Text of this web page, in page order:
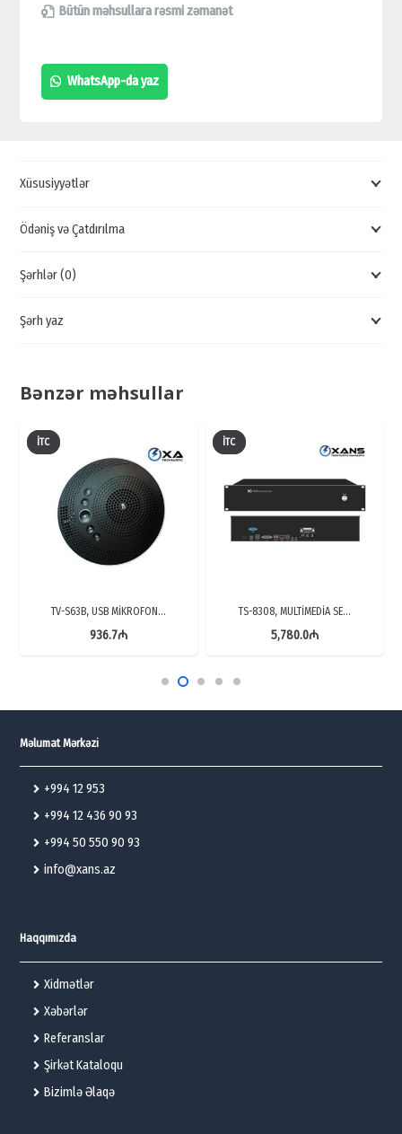
GÜCLƏNDİRİCİ,
GÜCLƏNDİRİCİSİ,
UCUZ
USİLİTEL
quantity
Bütün məhsullara rəsmi zəmanət
WhatsApp-da yaz
Xüsusiyyətlər
Ödəniş və Çatdırılma
Şərhlər (0)
Şərh yaz
Bənzər məhsullar
İTC
TV-S63B, USB MİKROFON…
936.7₼
İTC
TS-8308, MULTİMEDİA SE…
5,780.0₼
Məlumat Mərkəzi
+994 12 953
+994 12 436 90 93
+994 50 550 90 93
info@xans.az
Haqqımızda
Xidmətlər
Xəbərlər
Referanslar
Şirkət Kataloqu
Bizimlə Əlaqə